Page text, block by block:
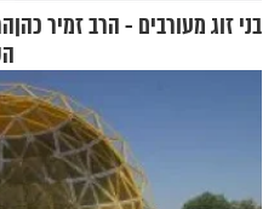
בני זוג מעורבים - הרב זמיר כהן